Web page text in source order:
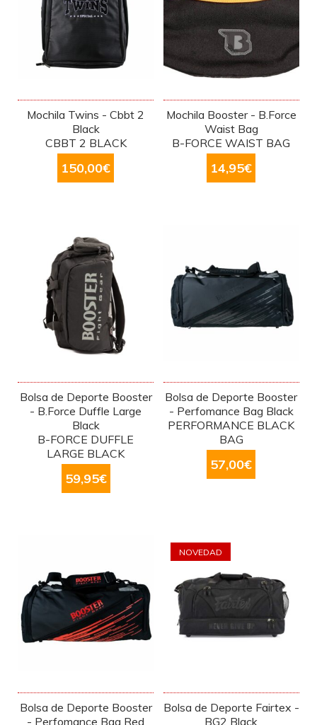
Mochila Twins - Cbbt 2
Black
CBBT 2 BLACK
150,00€
Mochila Booster - B.Force
Waist Bag
B-FORCE WAIST BAG
14,95€
Bolsa de Deporte Booster
- B.Force Duffle Large
Black
B-FORCE DUFFLE
LARGE BLACK
59,95€
Bolsa de Deporte Booster
- Perfomance Bag Black
PERFORMANCE BLACK
BAG
57,00€
Bolsa de Deporte Booster
- Perfomance Bag Red
NOVEDAD
Bolsa de Deporte Fairtex -
BG2 Black